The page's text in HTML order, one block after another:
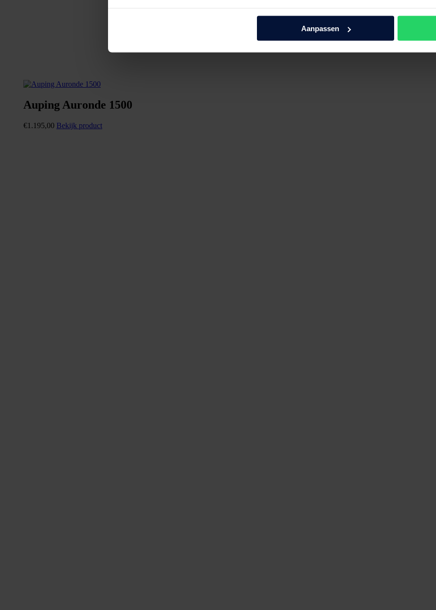
Aanpassen
Auping Auronde 1500
€1.195,00 Bekijk product